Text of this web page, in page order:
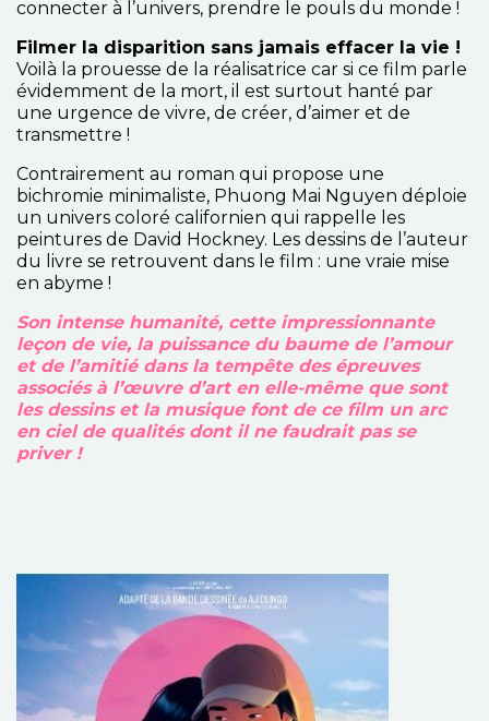
connecter à l’univers, prendre le pouls du monde !
Filmer la disparition sans jamais effacer la vie !
Voilà la prouesse de la réalisatrice car si ce film parle
évidemment de la mort, il est surtout hanté par
une urgence de vivre, de créer, d’aimer et de
transmettre !
Contrairement au roman qui propose une
bichromie minimaliste, Phuong Mai Nguyen déploie
un univers coloré californien qui rappelle les
peintures de David Hockney. Les dessins de l’auteur
du livre se retrouvent dans le film : une vraie mise
en abyme !
Son intense humanité, cette impressionnante
leçon de vie, la puissance du baume de l’amour
et de l’amitié dans la tempête des épreuves
associés à l’œuvre d’art en elle-même que sont
les dessins et la musique font de ce film un arc
en ciel de qualités dont il ne faudrait pas se
priver !